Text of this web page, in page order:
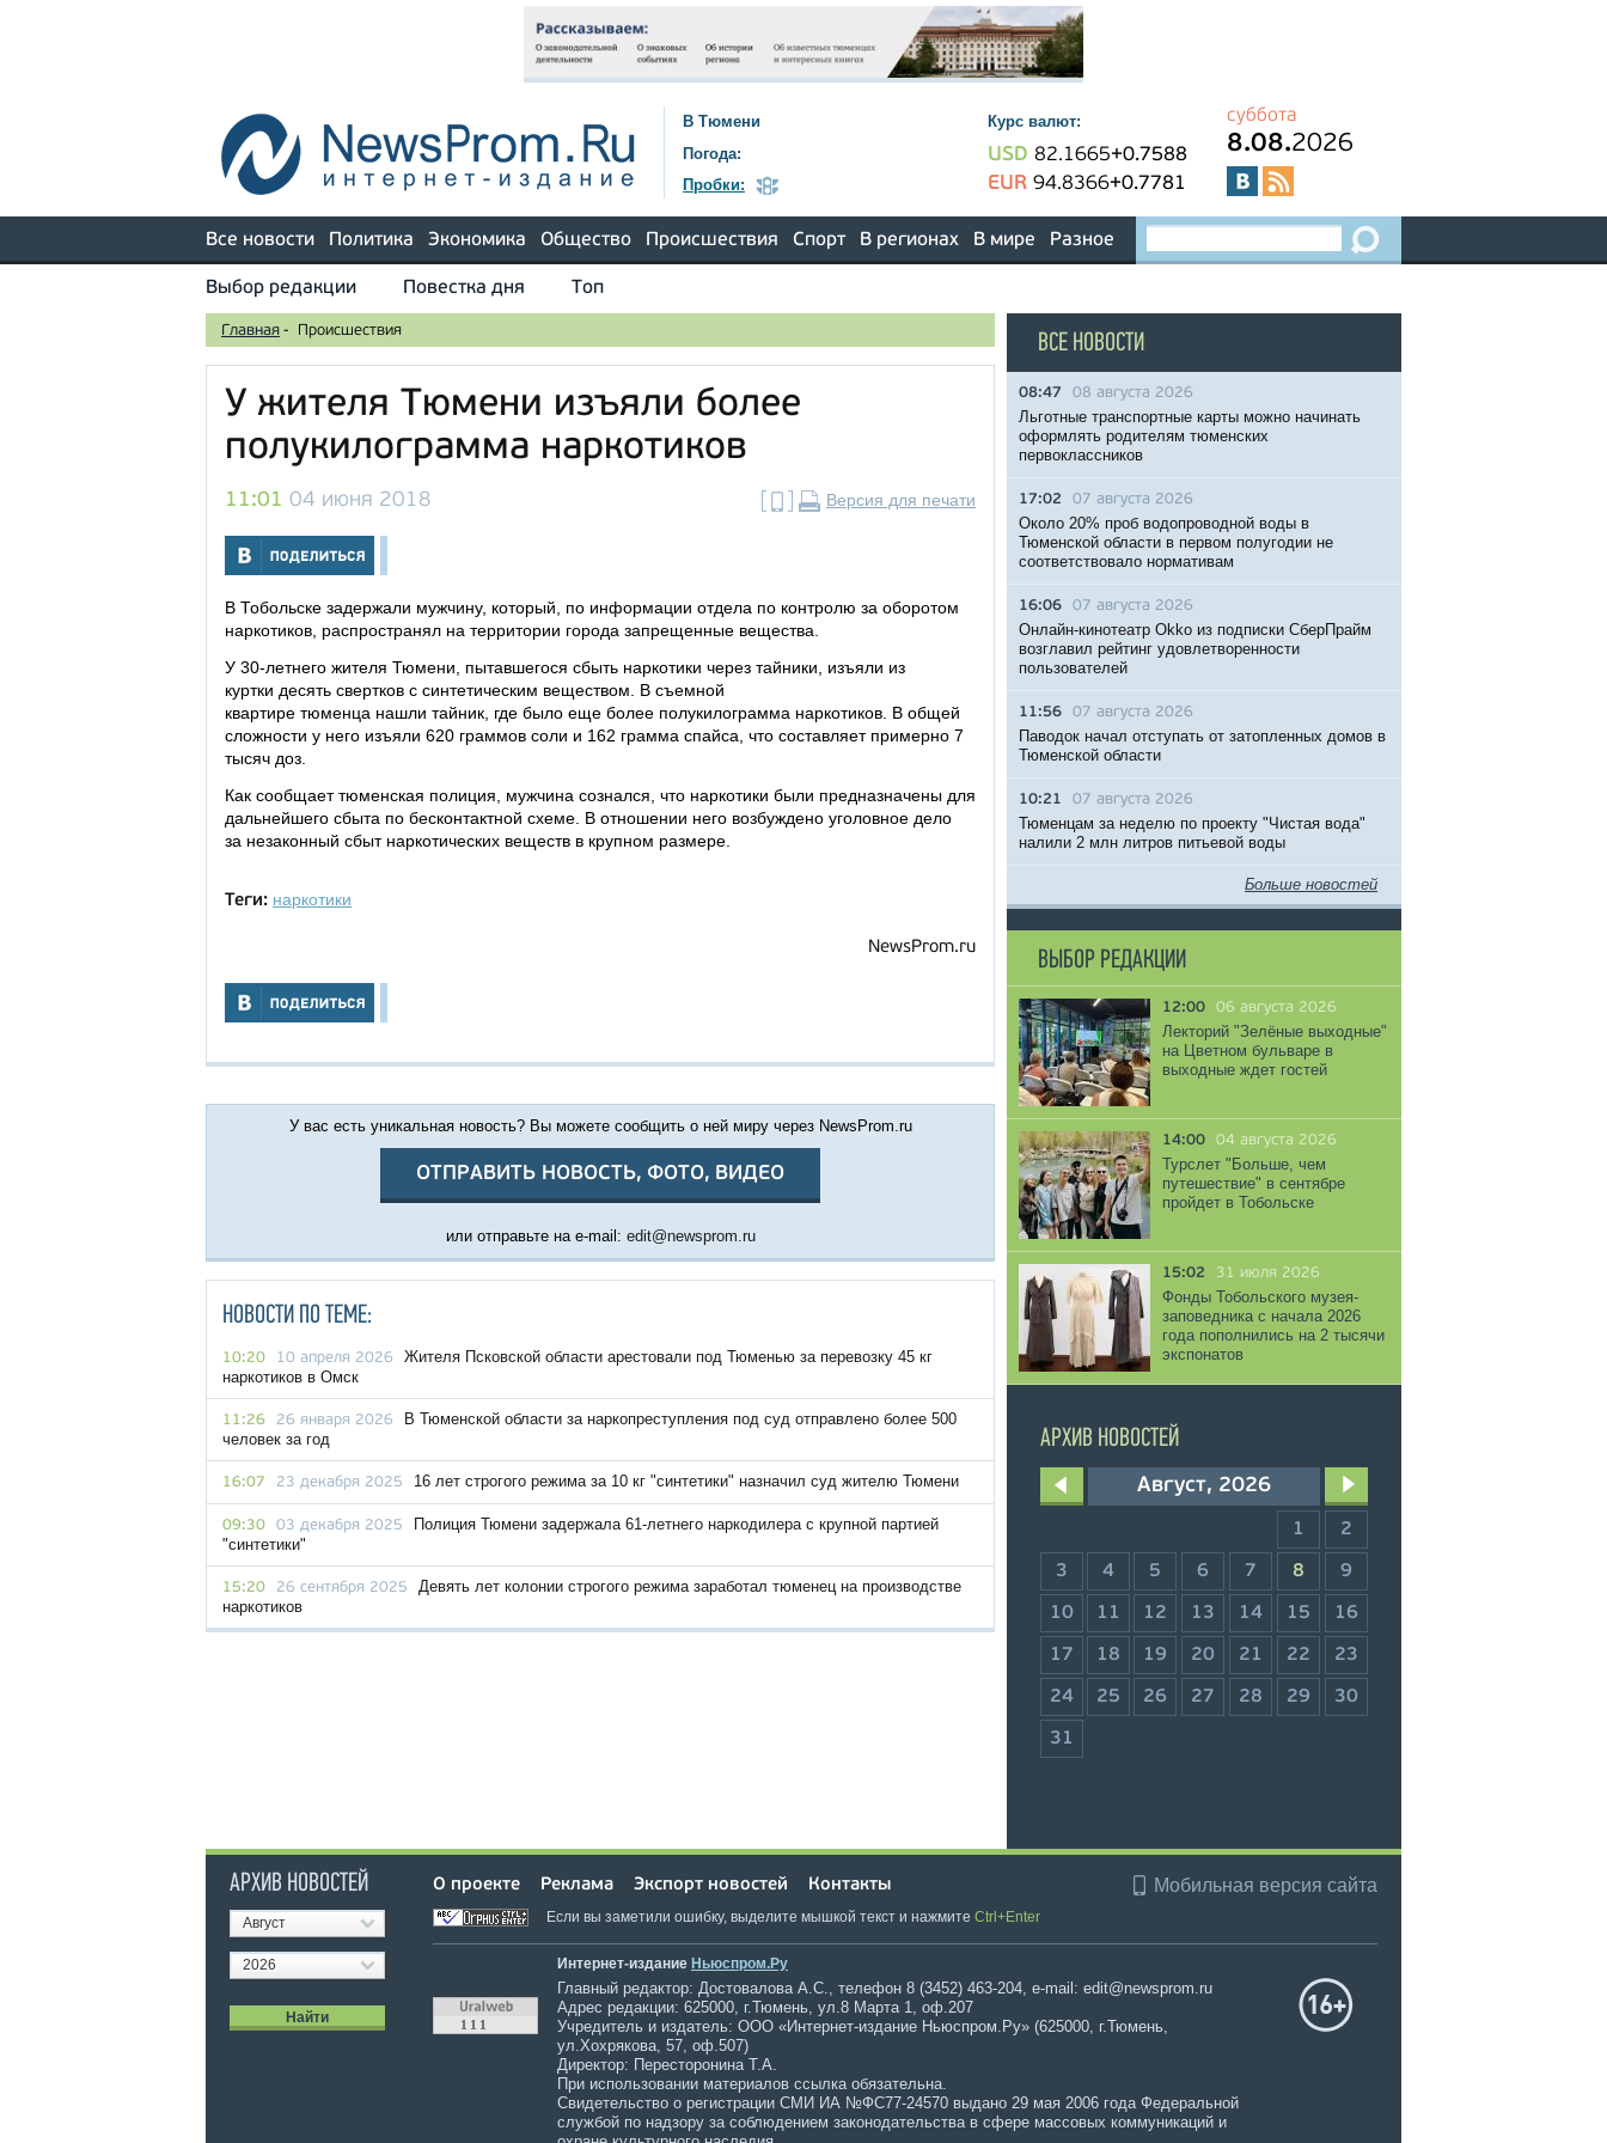
В Тюмени
Погода:
Пробки:
Курс валют:
USD 82.1665+0.7588
EUR 94.8366+0.7781
суббота
8.08.2026
Все новости Политика Экономика Общество Происшествия Спорт В регионах В мире Разное
Выбор редакции Повестка дня Топ
Главная - Происшествия
У жителя Тюмени изъяли более
полукилограмма наркотиков
11:01 04 июня 2018 Версия для печати
В Тобольске задержали мужчину, который, по информации отдела по контролю за оборотом
наркотиков, распространял на территории города запрещенные вещества.
У 30-летнего жителя Тюмени, пытавшегося сбыть наркотики через тайники, изъяли из
куртки десять свертков с синтетическим веществом. В съемной
квартире тюменца нашли тайник, где было еще более полукилограмма наркотиков. В общей
сложности у него изъяли 620 граммов соли и 162 грамма спайса, что составляет примерно 7
тысяч доз.
Как сообщает тюменская полиция, мужчина сознался, что наркотики были предназначены для
дальнейшего сбыта по бесконтактной схеме. В отношении него возбуждено уголовное дело
за незаконный сбыт наркотических веществ в крупном размере.
Теги: наркотики
NewsProm.ru
У вас есть уникальная новость? Вы можете сообщить о ней миру через NewsProm.ru
ОТПРАВИТЬ НОВОСТЬ, ФОТО, ВИДЕО
или отправьте на e-mail: edit@newsprom.ru
НОВОСТИ ПО ТЕМЕ:
10:20 10 апреля 2026
Жителя Псковской области арестовали под Тюменью за перевозку 45 кг
наркотиков в Омск
11:26 26 января 2026
В Тюменской области за наркопреступления под суд отправлено более 500
человек за год
16:07 23 декабря 2025 16 лет строгого режима за 10 кг "синтетики" назначил суд жителю Тюмени
09:30 03 декабря 2025
Полиция Тюмени задержала 61-летнего наркодилера с крупной партией
"синтетики"
15:20 26 сентября 2025
Девять лет колонии строгого режима заработал тюменец на производстве
наркотиков
ВСЕ НОВОСТИ
08:47 08 августа 2026
Льготные транспортные карты можно начинать
оформлять родителям тюменских
первоклассников
17:02 07 августа 2026
Около 20% проб водопроводной воды в
Тюменской области в первом полугодии не
соответствовало нормативам
16:06 07 августа 2026
Онлайн-кинотеатр Okko из подписки СберПрайм
возглавил рейтинг удовлетворенности
пользователей
11:56 07 августа 2026
Паводок начал отступать от затопленных домов в
Тюменской области
10:21 07 августа 2026
Тюменцам за неделю по проекту "Чистая вода"
налили 2 млн литров питьевой воды
Больше новостей
ВЫБОР РЕДАКЦИИ
12:00 06 августа 2026
Лекторий "Зелёные выходные"
на Цветном бульваре в
выходные ждет гостей
14:00 04 августа 2026
Турслет "Больше, чем
путешествие" в сентябре
пройдет в Тобольске
15:02 31 июля 2026
Фонды Тобольского музея-
заповедника с начала 2026
года пополнились на 2 тысячи
экспонатов
АРХИВ НОВОСТЕЙ
Август, 2026
1 2
3 4 5 6 7 8 9
10 11 12 13 14 15 16
17 18 19 20 21 22 23
24 25 26 27 28 29 30
31
АРХИВ НОВОСТЕЙ
Август
2026
О проекте Реклама Экспорт новостей Контакты Мобильная версия сайта
Если вы заметили ошибку, выделите мышкой текст и нажмите Ctrl+Enter
Интернет-издание Ньюспром.Ру
Главный редактор: Достовалова А.С., телефон 8 (3452) 463-204, e-mail: edit@newsprom.ru
Адрес редакции: 625000, г.Тюмень, ул.8 Марта 1, оф.207
Учредитель и издатель: ООО «Интернет-издание Ньюспром.Ру» (625000, г.Тюмень,
ул.Хохрякова, 57, оф.507)
Директор: Пересторонина Т.А.
При использовании материалов ссылка обязательна.
Свидетельство о регистрации СМИ ИА №ФС77-24570 выдано 29 мая 2006 года Федеральной
службой по надзору за соблюдением законодательства в сфере массовых коммуникаций и